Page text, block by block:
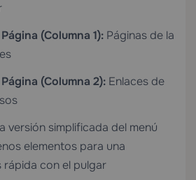
(Columna 1): Páginas de la
(Columna 2): Enlaces de
versión simplificada del menú
elementos para una
rápida con el pulgar